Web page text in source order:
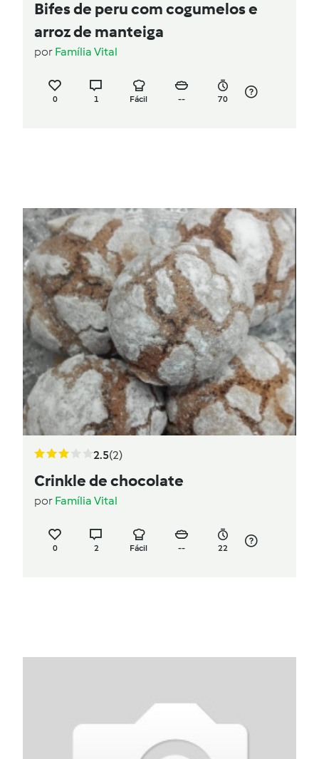
Bifes de peru com cogumelos e
arroz de manteiga
por Família Vital
0 1 Fácil -- 70
2.5(2)
Crinkle de chocolate
por Família Vital
0 2 Fácil -- 22